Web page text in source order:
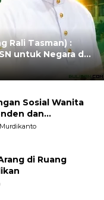
Rali Tasman) :
untuk Negara dan
Sosial Wanita
dan
di Ruang